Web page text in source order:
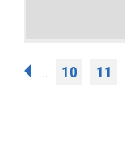
Σελίδες
… 10 11